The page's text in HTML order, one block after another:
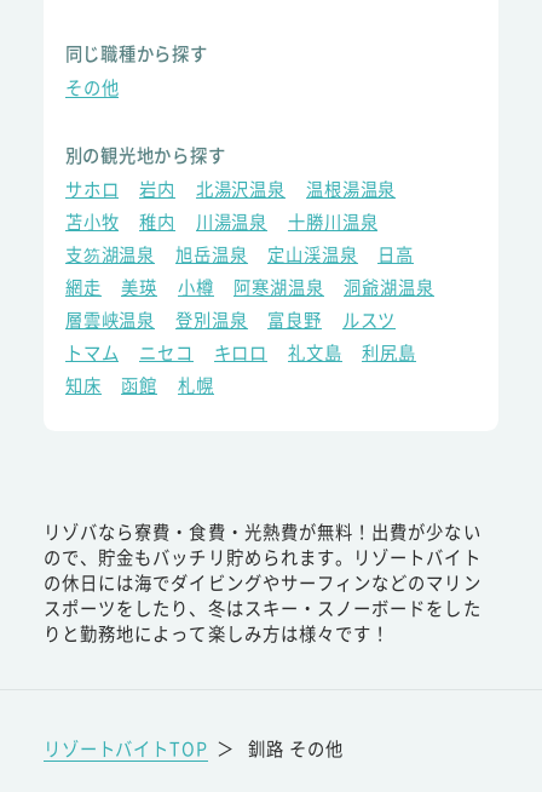
同じ職種から探す
その他
別の観光地から探す
サホロ
岩内 北湯沢温泉
温根湯温泉
苫小牧
稚内 川湯温泉
十勝川温泉
支笏湖温泉
旭岳温泉 定山渓温泉
日高
網走
美瑛 小樽 阿寒湖温泉
洞爺湖温泉
層雲峡温泉
登別温泉 富良野
ルスツ
トマム
ニセコ キロロ 礼文島
利尻島
知床
函館 札幌
リゾバなら寮費・食費・光熱費が無料！出費が少ない
ので、貯金もバッチリ貯められます。リゾートバイト
の休日には海でダイビングやサーフィンなどのマリン
スポーツをしたり、冬はスキー・スノーボードをした
りと勤務地によって楽しみ方は様々です！
リゾートバイトTOP ＞ 釧路 その他